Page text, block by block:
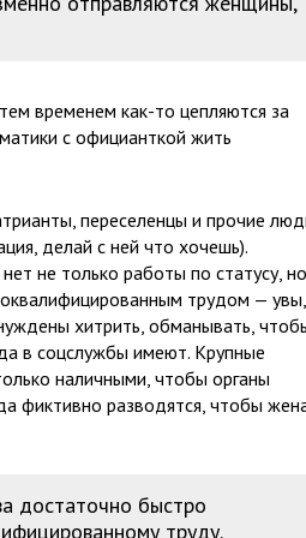
временем как-то цепляются за
с официанткой жить
переселенцы и прочие
делай с ней что хочешь).
не только работы по статусу,
трудом — увы,
хитрить, обманывать,
в соцслужбы имеют. Крупные
наличными, чтобы органы
фиктивно разводятся, чтобы
достаточно быстро
труду.